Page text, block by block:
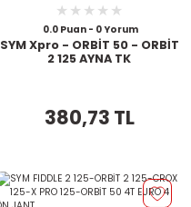
0.0 Puan - 0 Yorum
SYM Xpro - ORBİT 50 - ORBİT
2 125 AYNA TK
380,73 TL